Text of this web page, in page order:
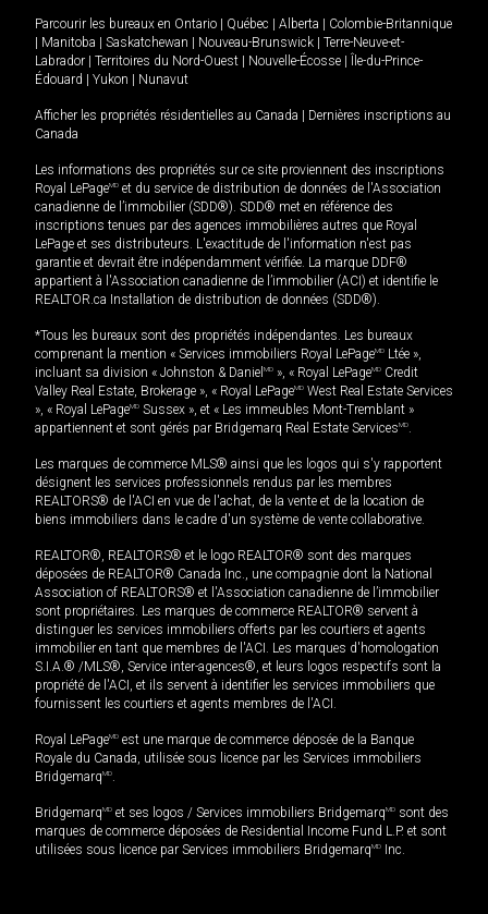
Parcourir les bureaux en Ontario Québec Alberta
Colombie-Britannique
Manitoba Saskatchewan Nouveau-Brunswick
Terre-Neuve-et-
Labrador
Territoires du Nord-Ouest Nouvelle-Écosse
Île-du-Prince-
Édouard
Yukon Nunavut
Afficher les propriétés résidentielles au Canada
Dernières inscriptions au
Canada
Les informations des propriétés sur ce site proviennent des inscriptions
Royal LePageMD et du service de distribution de données de l'Association
canadienne de l’immobilier (SDD®). SDD® met en référence des
inscriptions tenues par des agences immobilières autres que Royal
LePage et ses distributeurs. L'exactitude de l'information n'est pas
garantie et devrait être indépendamment vérifiée. La marque DDF®
appartient à l'Association canadienne de l’immobilier (ACI) et identifie le
REALTOR.ca Installation de distribution de données (SDD®).
*Tous les bureaux sont des propriétés indépendantes. Les bureaux
comprenant la mention « Services immobiliers Royal LePageMD Ltée »,
incluant sa division « Johnston & Daniel MD », « Royal LePageMD Credit
Valley Real Estate, Brokerage », « Royal LePageMD West Real Estate Services
», « Royal LePageMD Sussex », et « Les immeubles Mont-Tremblant »
appartiennent et sont gérés par Bridgemarq Real Estate ServicesMD.
Les marques de commerce MLS® ainsi que les logos qui s'y rapportent
désignent les services professionnels rendus par les membres
REALTORS® de l'ACI en vue de l'achat, de la vente et de la location de
biens immobiliers dans le cadre d'un système de vente collaborative.
REALTOR®, REALTORS® et le logo REALTOR® sont des marques
déposées de REALTOR® Canada Inc., une compagnie dont la National
Association of REALTORS® et l'Association canadienne de l’immobilier
sont propriétaires. Les marques de commerce REALTOR® servent à
distinguer les services immobiliers offerts par les courtiers et agents
immobilier en tant que membres de l'ACI. Les marques d'homologation
S.I.A.® /MLS®, Service inter-agences®, et leurs logos respectifs sont la
propriété de l'ACI, et ils servent à identifier les services immobiliers que
fournissent les courtiers et agents membres de l'ACI.
Royal LePageMD est une marque de commerce déposée de la Banque
Royale du Canada, utilisée sous licence par les Services immobiliers
BridgemarqMD.
BridgemarqMD et ses logos / Services immobiliers BridgemarqMD sont des
marques de commerce déposées de Residential Income Fund L.P. et sont
utilisées sous licence par Services immobiliers BridgemarqMD Inc.